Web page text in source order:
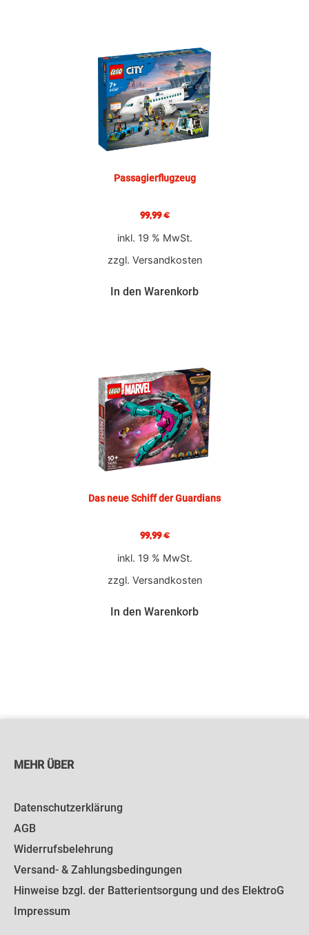
Passagierflugzeug
99,99€
inkl. 19 % MwSt.
zzgl. Versandkosten
In den Warenkorb
Das neue Schiff der Guardians
99,99€
inkl. 19 % MwSt.
zzgl. Versandkosten
In den Warenkorb
MEHR ÜBER
Datenschutzerklärung
AGB
Widerrufsbelehrung
Versand- & Zahlungsbedingungen
Hinweise bzgl. der Batterientsorgung und des ElektroG
Impressum